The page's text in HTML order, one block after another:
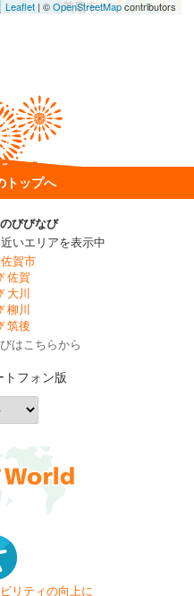
Leaflet| ©OpenStreetMapcontributors
トップへ
びびなび
いエリアを表示中
賀市
佐賀
大川
柳川
筑後
はこちらから
トフォン版
リティの向上に